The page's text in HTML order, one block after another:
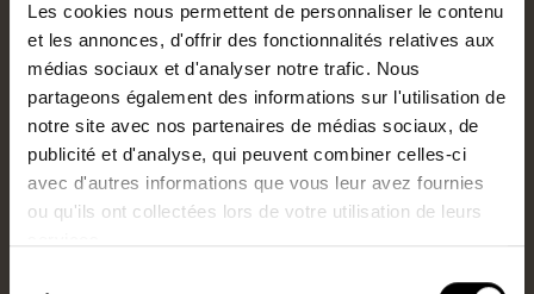
Les cookies nous permettent de personnaliser le contenu
et les annonces, d'offrir des fonctionnalités relatives aux
médias sociaux et d'analyser notre trafic. Nous
partageons également des informations sur l'utilisation de
notre site avec nos partenaires de médias sociaux, de
publicité et d'analyse, qui peuvent combiner celles-ci
avec d'autres informations que vous leur avez fournies
ou qu'ils ont collectées lors de votre utilisation de leurs
En vente SAINT-SÉBASTIEN-SUR-LOIRE